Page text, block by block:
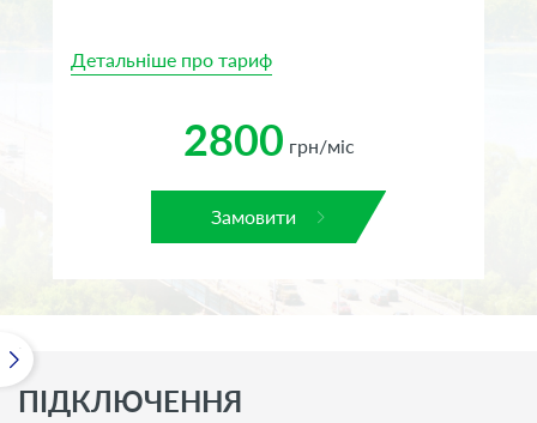
Детальніше про тариф
2800 грн/міс
Замовити
ПІДКЛЮЧЕННЯ